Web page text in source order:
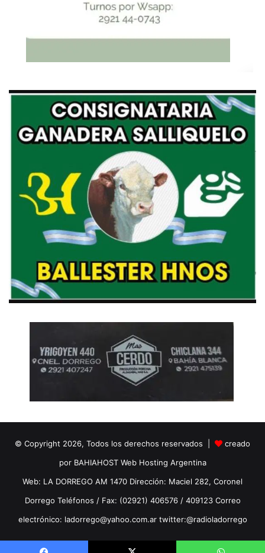
© Copyright 2026, Todos los derechos reservados |
creado
por BAHIAHOST Web Hosting Argentina
Web: LA DORREGO AM 1470 Dirección: Maciel 282, Coronel
Dorrego Teléfonos / Fax: (02921) 406576 / 409123 Correo
electrónico: ladorrego@yahoo.com.ar twitter:@radioladorrego